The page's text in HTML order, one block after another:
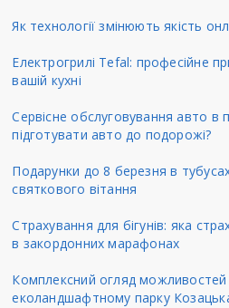
Як технології змінюють якість
Електрогрилі Tefal: професійне
вашій кухні
Сервісне обслуговування авто в
підготувати авто до подорожі?
Подарунки до 8 березня в
святкового вітання
Страхування для бігунів: яка
в закордонних марафонах
Комплексний огляд можливостей
еколандшафтному парку